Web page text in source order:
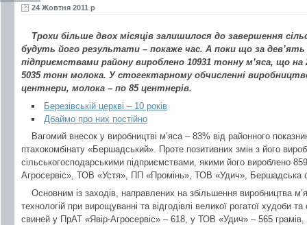
24 Жовтня 2011 р
Трохи більше двох місяців залишилося до завершення
будуть його результати – покаже час. А поки що за дев’ять
підприємствами району вироблено 10931 тонну м’яса, що
5035 тонн молока. У стогектарному обчисленні
центнери, молока – по 85 центнерів.
Березівській церкві – 10 років
Дбаймо про них постійно
Вагомий внесок у виробництві м’яса – 83% від районного
птахокомбінату «Бершадський». Проте позитивних змін з його
сільськогосподарськими підприємствами, якими його вироблено
Агросервіс», ТОВ «Устя», ПП «Промінь», ТОВ «Удич», Бершадська
Основним із заходів, направлених на збільшення виробництва
технологій при вирощуванні та відгодівлі великої рогатої худоби
свиней у ПрАТ «Явір-Агросервіс» – 618, у ТОВ «Удич» – 565 грамів,